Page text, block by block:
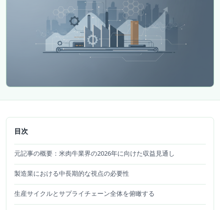
目次
元記事の概要：米肉牛業界の2026年に向けた収益見通し
製造業における中長期的な視点の必要性
生産サイクルとサプライチェーン全体を俯瞰する